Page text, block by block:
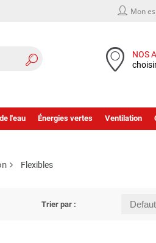
Mon
NOS
l'eau Énergies vertes Ventilation
Flexibles
Trier par :